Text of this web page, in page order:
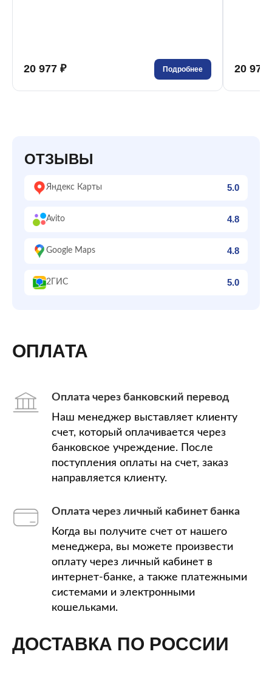
20 977 ₽ Подробнее 20 977
ОТЗЫВЫ
Яндекс Карты 5.0
Avito 4.8
Google Maps 4.8
2ГИС 5.0
ОПЛАТА
Оплата через банковский перевод
Наш менеджер выставляет клиенту
счет, который оплачивается через
банковское учреждение. После
поступления оплаты на счет, заказ
направляется клиенту.
Оплата через личный кабинет банка
Когда вы получите счет от нашего
менеджера, вы можете произвести
оплату через личный кабинет в
интернет-банке, а также платежными
системами и электронными
кошельками.
ДОСТАВКА ПО РОССИИ